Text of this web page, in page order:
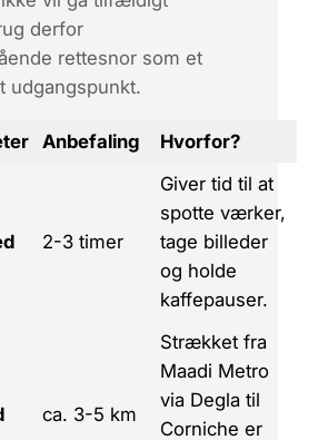
derfor
rettesnor som et
udgangspunkt.
Anbefaling Hvorfor?
2-3 timer
Giver tid til at
spotte værker,
tage billeder
og holde
kaffepauser.
ca. 3-5 km
Strækket fra
Maadi Metro
via Degla til
Corniche er